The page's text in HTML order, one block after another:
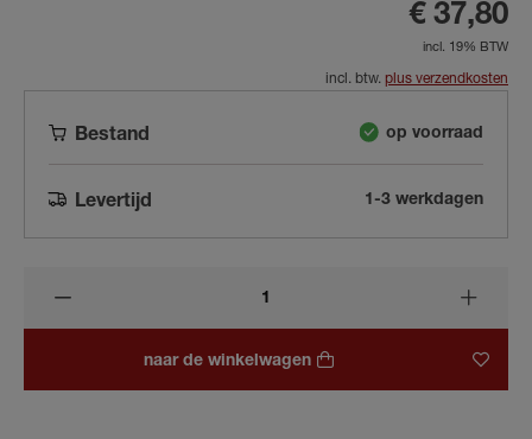
€ 37,80
incl. 19% BTW
incl. btw. plus verzendkosten
Bestand op voorraad
Levertijd 1-3 werkdagen
naar de winkelwagen